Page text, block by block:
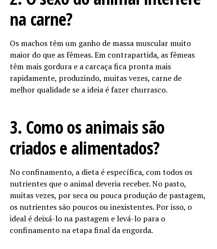
na carne?
Os machos têm um ganho de massa muscular muito
maior do que as fêmeas. Em contrapartida, as fêmeas
têm mais gordura e a carcaça fica pronta mais
rapidamente, produzindo, muitas vezes, carne de
melhor qualidade se a ideia é fazer churrasco.
3. Como os animais são
criados e alimentados?
No confinamento, a dieta é específica, com todos os
nutrientes que o animal deveria receber. No pasto,
muitas vezes, por seca ou pouca produção de pastagem,
os nutrientes são poucos ou inexistentes. Por isso, o
ideal é deixá-lo na pastagem e levá-lo para o
confinamento na etapa final da engorda.